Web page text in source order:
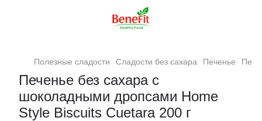
Полезные сладости Сладости без сахара Печенье
Печенье без сахара с
шоколадными дропсами Home
Style Biscuits Cuetara 200 г